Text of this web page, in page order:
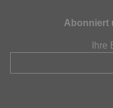
Abonniert
Ihre